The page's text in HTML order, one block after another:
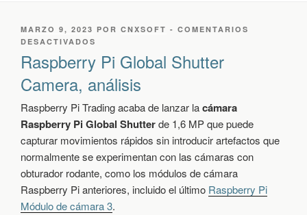
P
U
L
C
A
D
O
E
MARZO 9, 2023 POR CNXSOFT - COMENTARIOS
DESACTIVADOS
S
P
B
E
R
Y
P
I
Raspberry Pi Global Shutter
Camera, análisis
Raspberry Pi Trading acaba de lanzar lacámara
Raspberry Pi Global Shutterde 1,6 MP que puede
capturar movimientos rápidos sin introducir artefactos que
normalmente se experimentan con las cámaras con
obturador rodante, como los módulos de cámara
Raspberry Pi anteriores, incluido el último Raspberry Pi
Módulo de cámara 3.